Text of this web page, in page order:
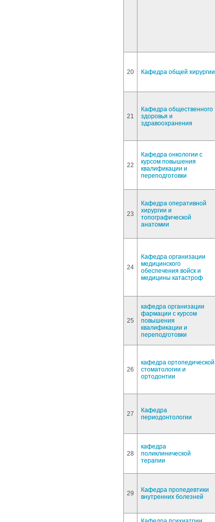
20 Кафедра общей хирургии
21
Кафедра общественного
здоровья и
здравоохранения
22
Кафедра онкологии с
курсом повышения
квалификации и
переподготовки
23
Кафедра оперативной
хирургии и
топографической
анатомии
24
Кафедра организации
медицинского
обеспечения войск и
медицины катастроф
25
кафедра организации
фармации с курсом
повышения
квалификации и
переподготовки
26
кафедра ортопедической
стоматологии и
ортодонтии
27
Кафедра
периодонтологии
28
кафедра
поликлинической
терапии
29
Кафедра пропедевтики
внутренних болезней